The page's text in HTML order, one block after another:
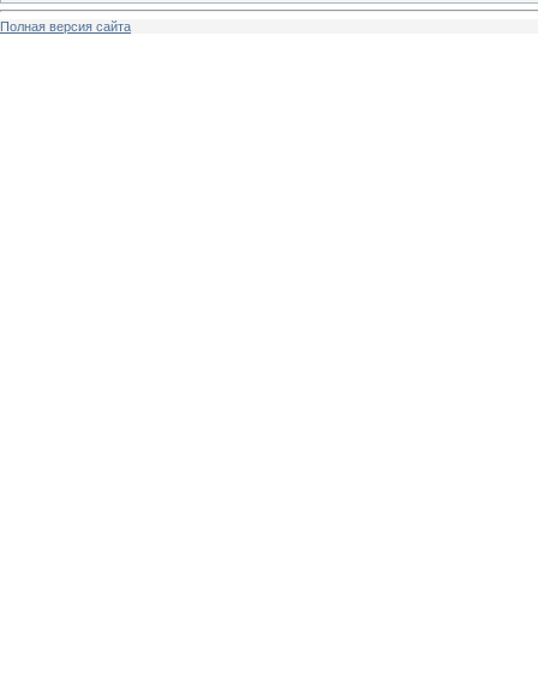
Полная версия сайта